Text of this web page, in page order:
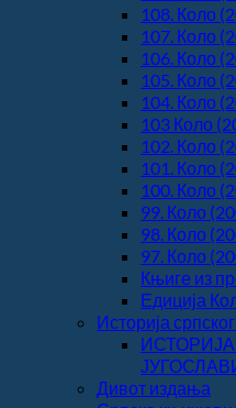
108. Коло
107. Коло
106. Коло
105. Коло
104. Коло
103 Коло
102. Коло
101. Коло
100. Коло
99. Коло
98. Коло
97. Коло
Књиге из
Едиција
Историја
Дивот издања